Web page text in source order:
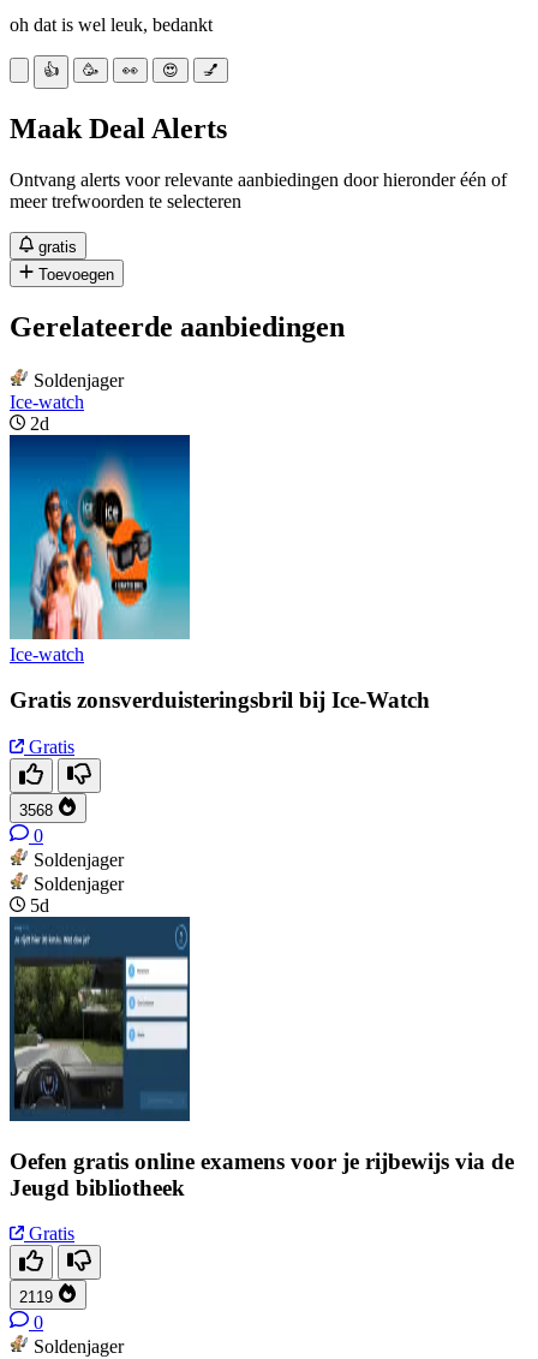
oh dat is wel leuk, bedankt
👍 🥳 👀 😍 💅
Maak Deal Alerts
Ontvang alerts voor relevante aanbiedingen door hieronder één of
meer trefwoorden te selecteren
gratis
Toevoegen
Gerelateerde aanbiedingen
Soldenjager
Ice-watch
2d
Ice-watch
Gratis zonsverduisteringsbril bij Ice-Watch
Gratis
3568
0
Soldenjager
Soldenjager
5d
Oefen gratis online examens voor je rijbewijs via de
Jeugd bibliotheek
Gratis
2119
0
Soldenjager